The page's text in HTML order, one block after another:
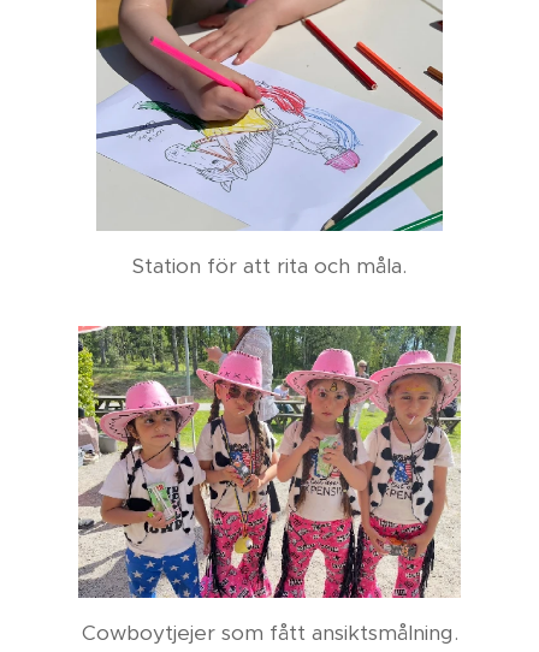
Station för att rita och måla.
Cowboytjejer som fått ansiktsmålning.